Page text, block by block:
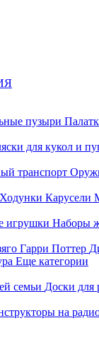
пузыри
для кукол и
транспорт
Ходунки Карусели
игрушки Наборы
Гарри Поттер
Еще категории
семьи Доски для
на